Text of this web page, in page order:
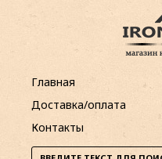
Главная
Доставка/оплата
Контакты